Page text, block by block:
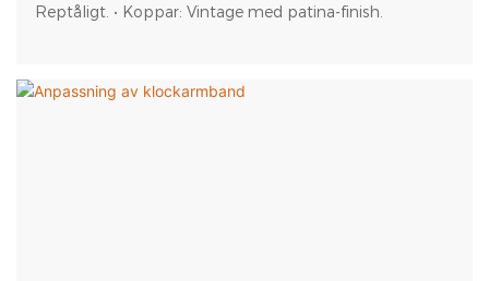
Reptåligt. • Koppar: Vintage med patina-finish.